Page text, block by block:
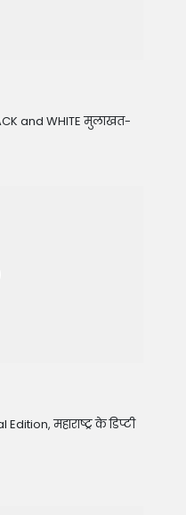
and WHITE मुलाखत-
महाराष्ट्र के डिप्टी